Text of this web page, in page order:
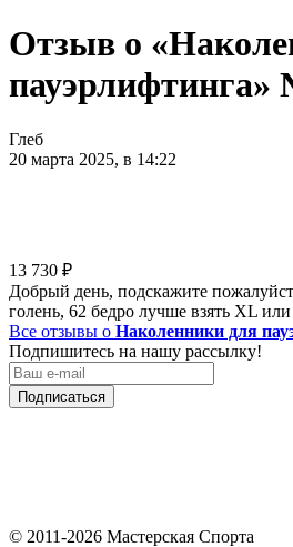
Отзыв о
пауэрлифтинга»
Глеб
20 марта 2025, в 14:22
13 730 ₽
Добрый день, подскажите
голень, 62 бедро лучше взять XL
Все отзывы о Наколенники для
Подпишитесь на нашу рассылку!
Подписаться
© 2011-2026 Мастерская Спорта